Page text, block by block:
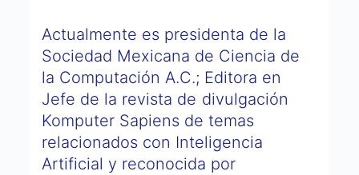
Actualmente es presidenta de la
Sociedad Mexicana de Ciencia de
la Computación A.C.; Editora en
Jefe de la revista de divulgación
Komputer Sapiens de temas
relacionados con Inteligencia
Artificial y reconocida por